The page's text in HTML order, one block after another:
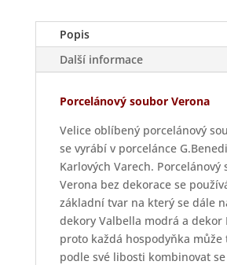
Popis
Další informace
Porcelánový soubor Verona
Velice oblíbený porcelánový
se vyrábí v porcelánce
Karlových Varech. Porcelánový
Verona bez dekorace se
základní tvar na který se dále
dekory Valbella modrá a dekor
proto každá hospodyňka může
podle své libosti kombinovat